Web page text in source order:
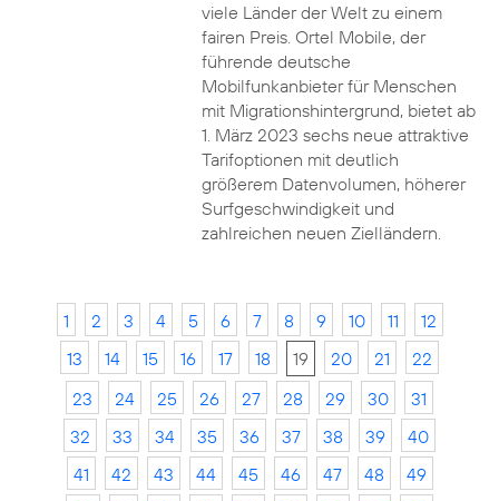
viele Länder der Welt zu einem
fairen Preis. Ortel Mobile, der
führende deutsche
Mobilfunkanbieter für Menschen
mit Migrationshintergrund, bietet ab
1. März 2023 sechs neue attraktive
Tarifoptionen mit deutlich
größerem Datenvolumen, höherer
Surfgeschwindigkeit und
zahlreichen neuen Zielländern.
1 2 3 4 5 6 7 8 9 10 11
12
13
14 15 16 17 18 19 20 21
22
23
24 25 26 27 28 29 30
31
32
33 34 35 36 37 38 39
40
41
42 43 44 45 46 47 48
49